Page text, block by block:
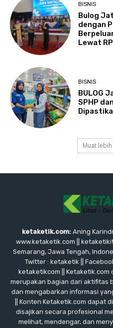
BISNIS
Bulog
dengan
Lewat
BISNIS
BULOG
SPHP
Muat
ketaketik.com: Aning
www.ketaketik.com ||
Semarang, Jawa Tengah,
Twitter : ketaketik ||
ketaketikcom || Ketaketik.com
merupakan bagian dari aktifitas
dan mengabarkan informasi
|| Konten Ketaketik.com dapat
disajikan secara profesional
melihat, mendengar, dan